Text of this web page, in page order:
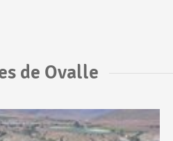
de Ovalle